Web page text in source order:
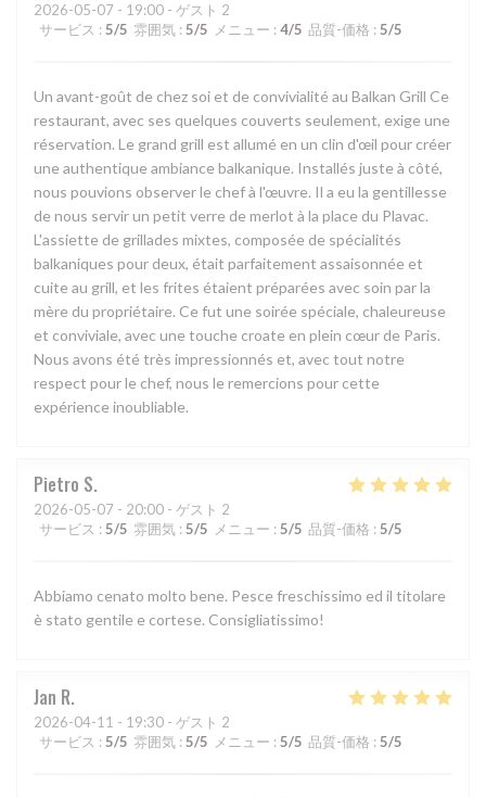
2026-05-07 - 19:00 - ゲスト 2
サービス : 5/5 雰囲気 : 5/5 メニュー : 4/5 品質-価格 : 5/5
Un avant-goût de chez soi et de convivialité au Balkan Grill Ce
restaurant, avec ses quelques couverts seulement, exige une
réservation. Le grand grill est allumé en un clin d'œil pour créer
une authentique ambiance balkanique. Installés juste à côté,
nous pouvions observer le chef à l'œuvre. Il a eu la gentillesse
de nous servir un petit verre de merlot à la place du Plavac.
L'assiette de grillades mixtes, composée de spécialités
balkaniques pour deux, était parfaitement assaisonnée et
cuite au grill, et les frites étaient préparées avec soin par la
mère du propriétaire. Ce fut une soirée spéciale, chaleureuse
et conviviale, avec une touche croate en plein cœur de Paris.
Nous avons été très impressionnés et, avec tout notre
respect pour le chef, nous le remercions pour cette
expérience inoubliable.
Pietro S
2026-05-07 - 20:00 - ゲスト 2
サービス : 5/5 雰囲気 : 5/5 メニュー : 5/5 品質-価格 : 5/5
Abbiamo cenato molto bene. Pesce freschissimo ed il titolare
è stato gentile e cortese. Consigliatissimo!
Jan R
2026-04-11 - 19:30 - ゲスト 2
サービス : 5/5 雰囲気 : 5/5 メニュー : 5/5 品質-価格 : 5/5